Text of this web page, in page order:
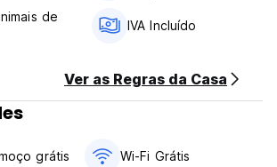
por tornar a sua estadia no Valhalla Gili
(Auto-translated from original language)
de
IVA Incluído
Ver as Regras da Casa
grátis Wi-Fi Grátis